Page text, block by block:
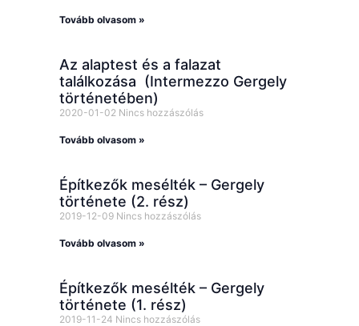
Tovább olvasom »
Az alaptest és a falazat
találkozása (Intermezzo Gergely
történetében)
2020-01-02 Nincs hozzászólás
Tovább olvasom »
Építkezők mesélték – Gergely
története (2. rész)
2019-12-09 Nincs hozzászólás
Tovább olvasom »
Építkezők mesélték – Gergely
története (1. rész)
2019-11-24 Nincs hozzászólás